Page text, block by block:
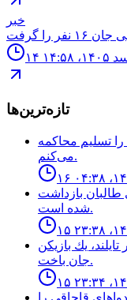
خبر
۱۴۰۵، ۱۴:۵۸
تازه‌ترین‌ها
تسلیم محاکمه
می‌کنم.
بازداشت
شده است.
يك بازيكن
جان باخت.